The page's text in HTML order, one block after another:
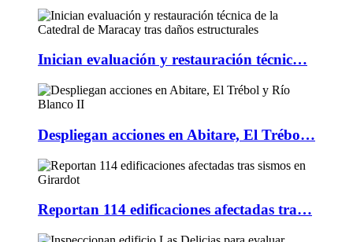
Inician evaluación y restauración técnic…
Despliegan acciones en Abitare, El Trébo…
Reportan 114 edificaciones afectadas tra…